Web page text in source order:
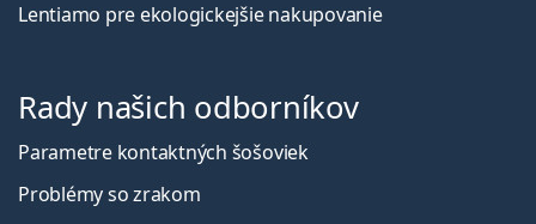
Lentiamo pre ekologickejšie nakupovanie
Rady našich odborníkov
Parametre kontaktných šošoviek
Problémy so zrakom